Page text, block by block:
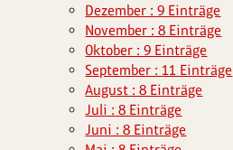
Dezember : 9 Einträge
November : 8 Einträge
Oktober : 9 Einträge
September : 11 Einträge
August : 8 Einträge
Juli : 8 Einträge
Juni : 8 Einträge